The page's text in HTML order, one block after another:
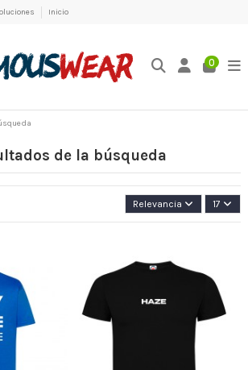
Inicio
0
de la búsqueda
Relevancia 17